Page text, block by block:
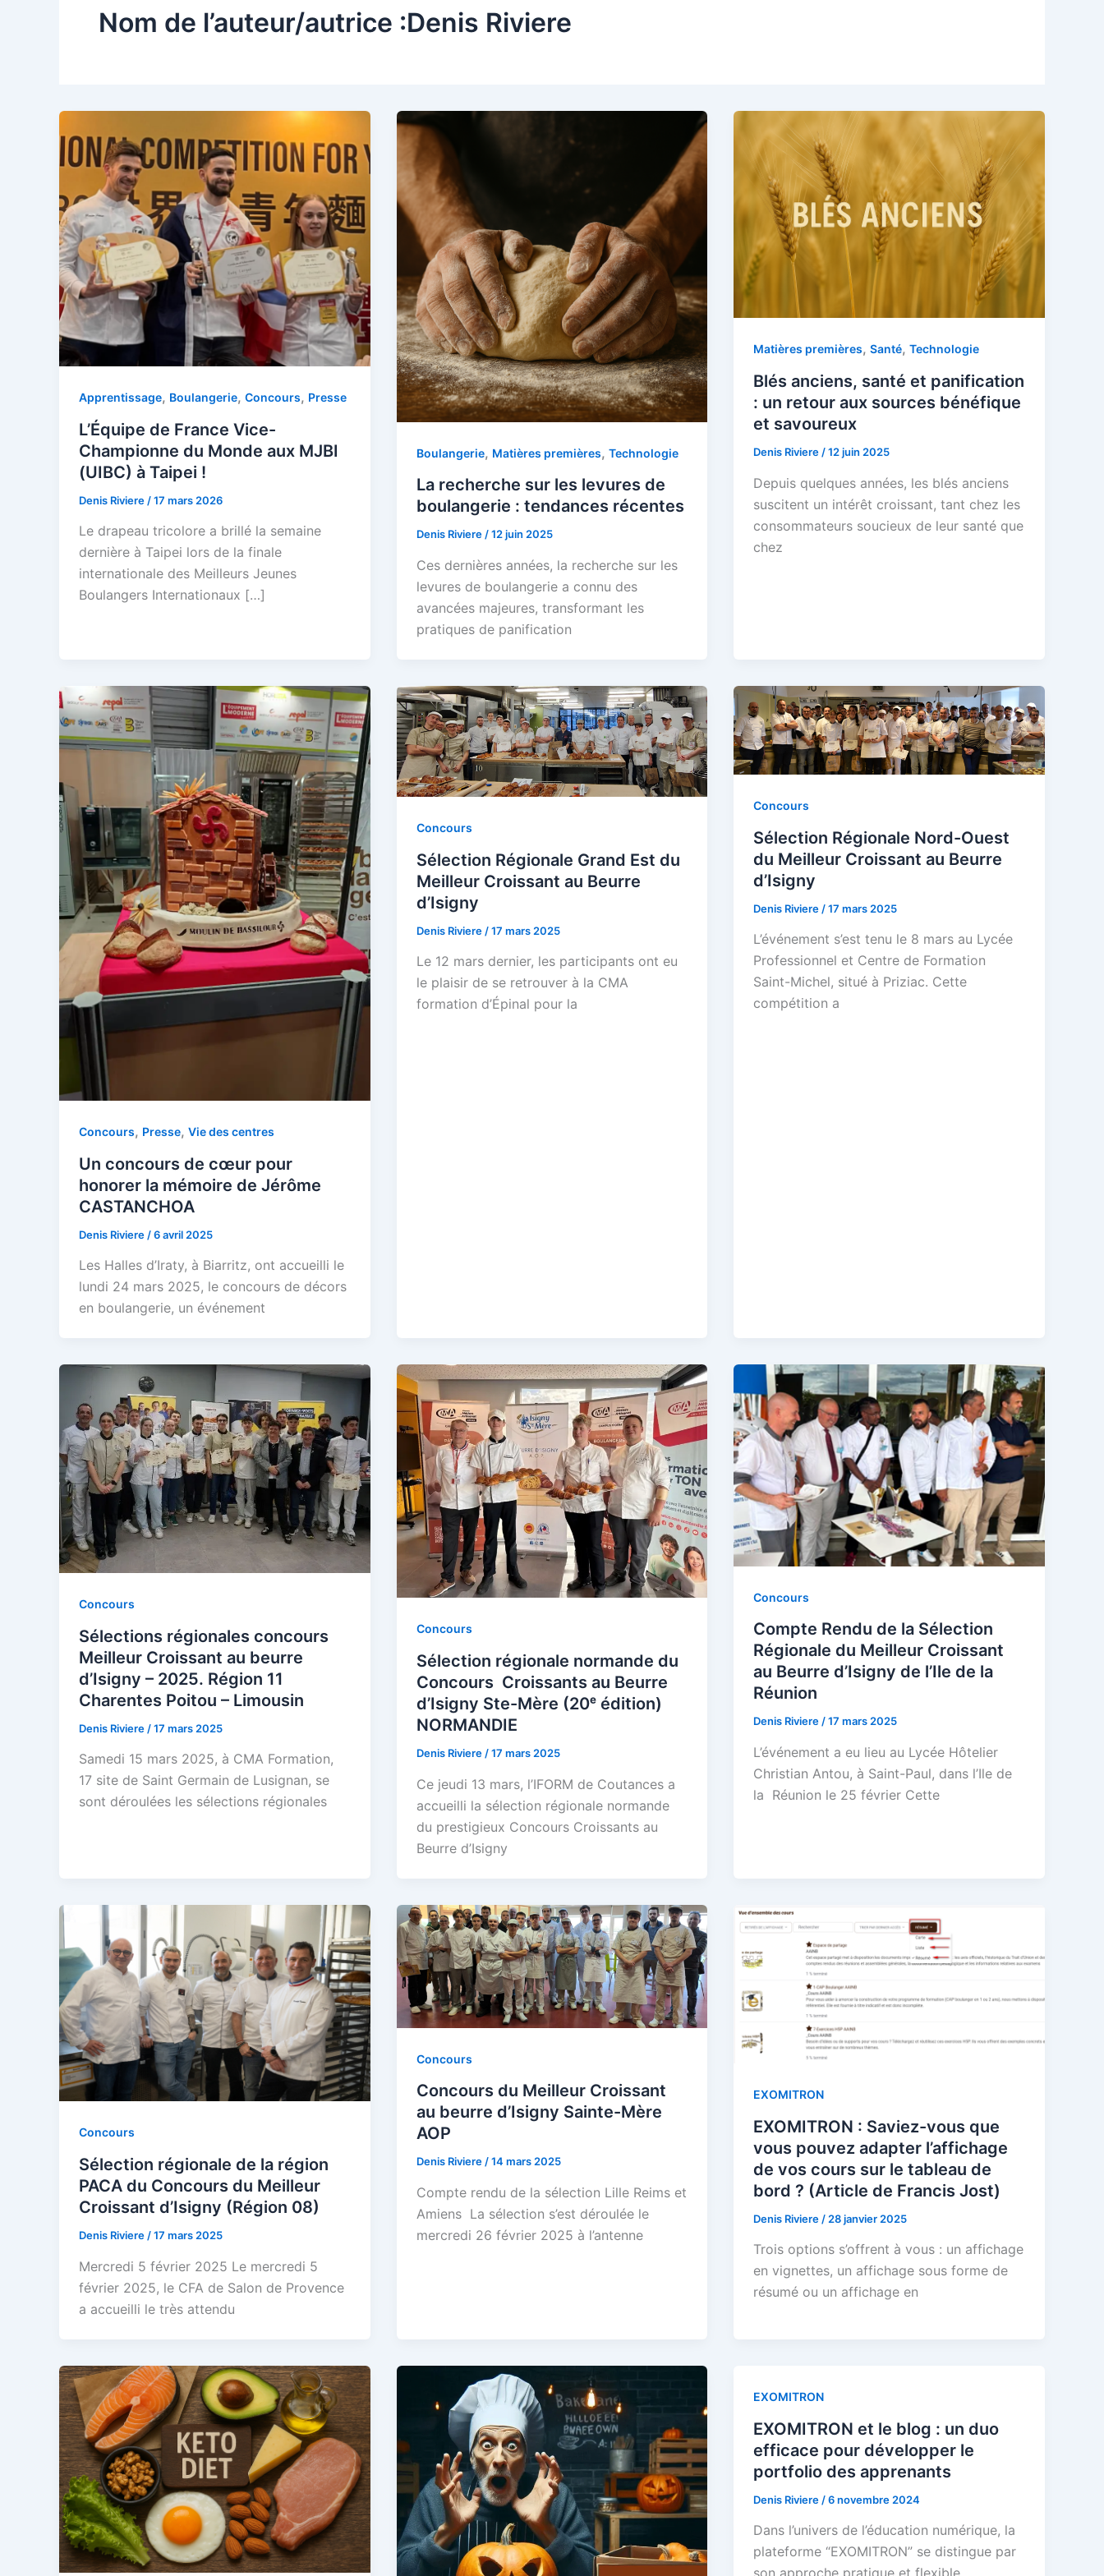
Nom de l’auteur/autrice :Denis Riviere
Apprentissage, Boulangerie, Concours, Presse
L’Équipe de France Vice-
Championne du Monde aux MJBI
(UIBC) à Taipei !
Denis Riviere /17 mars 2026
Le drapeau tricolore a brillé la semaine
dernière à Taipei lors de la finale
internationale des Meilleurs Jeunes
Boulangers Internationaux […]
Boulangerie, Matières premières, Technologie
La recherche sur les levures de
boulangerie : tendances récentes
Denis Riviere/12 juin 2025
Ces dernières années, la recherche sur les
levures de boulangerie a connu des
avancées majeures, transformant les
pratiques de panification
Matières premières,Santé,Technologie
Blés anciens, santé et panification
: un retour aux sources bénéfique
et savoureux
Denis Riviere/12 juin 2025
Depuis quelques années, les blés anciens
suscitent un intérêt croissant, tant chez les
consommateurs soucieux de leur santé que
chez
Concours, Presse, Vie des centres
Un concours de cœur pour
honorer la mémoire de Jérôme
CASTANCHOA
Denis Riviere /6 avril 2025
Les Halles d’Iraty, à Biarritz, ont accueilli le
lundi 24 mars 2025, le concours de décors
en boulangerie, un événement
Concours
Sélection Régionale Grand Est du
Meilleur Croissant au Beurre
d’Isigny
Denis Riviere /17 mars 2025
Le 12 mars dernier, les participants ont eu
le plaisir de se retrouver à la CMA
formation d’Épinal pour la
Concours
Sélection Régionale Nord-Ouest
du Meilleur Croissant au Beurre
d’Isigny
Denis Riviere /17 mars 2025
L’événement s’est tenu le 8 mars au Lycée
Professionnel et Centre de Formation
Saint-Michel, situé à Priziac. Cette
compétition a
Concours
Sélections régionales concours
Meilleur Croissant au beurre
d’Isigny – 2025. Région 11
Charentes Poitou – Limousin
Denis Riviere /17 mars 2025
Samedi 15 mars 2025, à CMA Formation,
17 site de Saint Germain de Lusignan, se
sont déroulées les sélections régionales
Concours
Sélection régionale normande du
Concours Croissants au Beurre
d’Isigny Ste-Mère (20ᵉ édition)
NORMANDIE
Denis Riviere /17 mars 2025
Ce jeudi 13 mars, l’IFORM de Coutances a
accueilli la sélection régionale normande
du prestigieux Concours Croissants au
Beurre d’Isigny
Concours
Compte Rendu de la Sélection
Régionale du Meilleur Croissant
au Beurre d’Isigny de l’Ile de la
Réunion
Denis Riviere/17 mars 2025
L’événement a eu lieu au Lycée Hôtelier
Christian Antou, à Saint-Paul, dans l’Ile de
la Réunion le 25 février Cette
Concours
Sélection régionale de la région
PACA du Concours du Meilleur
Croissant d’Isigny (Région 08)
Denis Riviere /17 mars 2025
Mercredi 5 février 2025 Le mercredi 5
février 2025, le CFA de Salon de Provence
a accueilli le très attendu
Concours
Concours du Meilleur Croissant
au beurre d’Isigny Sainte-Mère
AOP
Denis Riviere/14 mars 2025
Compte rendu de la sélection Lille Reims et
Amiens La sélection s’est déroulée le
mercredi 26 février 2025 à l’antenne
EXOMITRON
EXOMITRON : Saviez-vous que
vous pouvez adapter l’affichage
de vos cours sur le tableau de
bord ? (Article de Francis Jost)
Denis Riviere / 28 janvier 2025
Trois options s’offrent à vous : un affichage
en vignettes, un affichage sous forme de
résumé ou un affichage en
EXOMITRON
EXOMITRON et le blog : un duo
efficace pour développer le
portfolio des apprenants
Denis Riviere /6 novembre 2024
Dans l’univers de l’éducation numérique, la
plateforme “EXOMITRON” se distingue par